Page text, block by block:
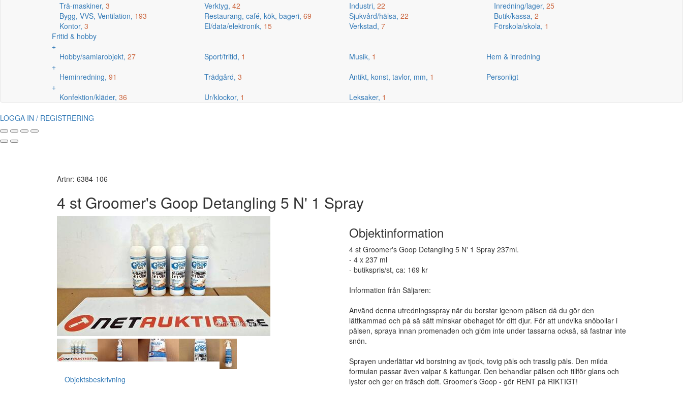
Trä-maskiner, 3 Verktyg, 42 Industri, 22 Inredning/lager, 25
Bygg, VVS, Ventilation, 193 Restaurang, café, kök, bageri, 69 Sjukvård/hälsa, 22 Butik/kassa, 2
Kontor, 3 El/data/elektronik, 15 Verkstad, 7 Förskola/skola, 1
Fritid & hobby
+
Hobby/samlarobjekt, 27 Sport/fritid, 1 Musik, 1
Hem & inredning
+
Heminredning, 91 Trädgård, 3 Antikt, konst, tavlor, mm, 1
Personligt
+
Konfektion/kläder, 36 Ur/klockor, 1 Leksaker, 1
LOGGA IN / REGISTRERING
Artnr: 6384-106
4 st Groomer's Goop Detangling 5 N' 1 Spray
Objektsbeskrivning
Objektinformation
4 st Groomer's Goop Detangling 5 N' 1 Spray 237ml.
- 4 x 237 ml
- butikspris/st, ca: 169 kr
Information från Säljaren:
Använd denna utredningsspray när du borstar igenom pälsen då du gör den
lättkammad och på så sätt minskar obehaget för ditt djur. För att undvika snöbollar i
pälsen, spraya innan promenaden och glöm inte under tassarna också, så fastnar inte
snön.
Sprayen underlättar vid borstning av tjock, tovig päls och trasslig päls. Den milda
formulan passar även valpar & kattungar. Den behandlar pälsen och tillför glans och
lyster och ger en fräsch doft. Groomer’s Goop - gör RENT på RIKTIGT!